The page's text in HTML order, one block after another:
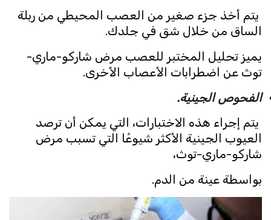
يتم أخذ جزء صغير من العصب المحيطي من ربلة
الساق من خلال شق في جلدك.
يميز تحليل المختبر للعصب مرض شاركو-ماري-
توث عن اضطرابات الأعصاب الأخرى.
الفحوص الجينية.
يتم إجراء هذه الاختبارات، التي يمكن أن ترصد
العيوب الجينية الأكثر شيوعًا التي تسبب مرض
شاركو-ماري-توث،
بواسطة عينة من الدم.